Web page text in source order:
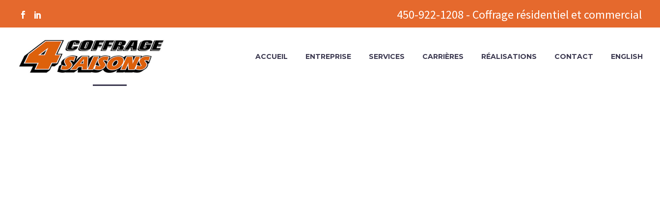
450-922-1208 - Coffrage résidentiel et commercial
ACCUEIL ENTREPRISE SERVICES CARRIÈRES RÉALISATIONS CONTACT ENGLISH
Accueil Page 404